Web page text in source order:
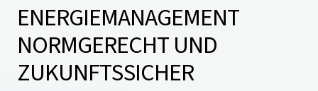
ENERGIEMANAGEMENT
NORMGERECHT UND
ZUKUNFTSSICHER